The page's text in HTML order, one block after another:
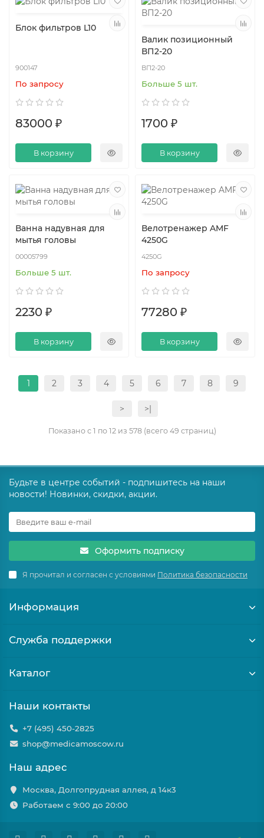
Блок фильтров L10
900147
По запросу
83000 ₽
В корзину
Валик позиционный
ВП2-20
ВП2-20
Больше 5 шт.
1700 ₽
В корзину
Ванна надувная для
мытья головы
00005799
Больше 5 шт.
2230 ₽
В корзину
Велотренажер AMF
4250G
4250G
По запросу
77280 ₽
В корзину
1 2 3 4 5 6 7 8 9
> >|
Показано с 1 по 12 из 578 (всего 49 страниц)
Будьте в центре событий - подпишитесь на наши
новости! Новинки, скидки, акции.
Оформить подписку
Я прочитал и согласен с условиями Политика безопасности
Информация
Служба поддержки
Каталог
Наши контакты
+7 (495) 450-2825
shop@medicamoscow.ru
Наш адрес
Москва, Долгопрудная аллея, д 14к3
Работаем с 9:00 до 20:00